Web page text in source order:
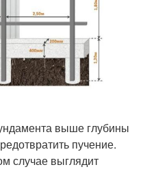
выше глубины
пучение.
случае выглядит